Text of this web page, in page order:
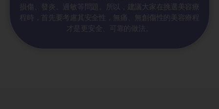
損傷、發炎、過敏等問題。所以，建議大家在挑選美容療
程時，首先要考慮其安全性，無痛、無創傷性的美容療程
才是更安全、可靠的做法。